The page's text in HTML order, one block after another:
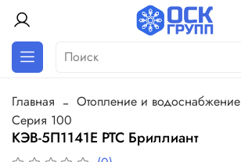
Главная Отопление и водоснабжение
Серия 100
КЭВ-5П1141Е РТС Бриллиант